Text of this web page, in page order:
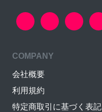
COMPANY
会社概要
利用規約
特定商取引に基づく表記